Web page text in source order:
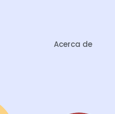
Acerca de